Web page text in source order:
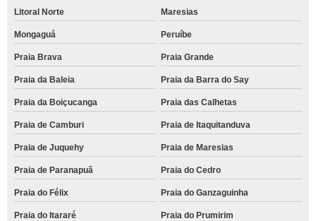
Litoral Norte Maresias
Mongaguá Peruíbe
Praia Brava Praia Grande
Praia da Baleia Praia da Barra do Say
Praia da Boiçucanga Praia das Calhetas
Praia de Camburi Praia de Itaquitanduva
Praia de Juquehy Praia de Maresias
Praia de Paranapuã Praia do Cedro
Praia do Félix Praia do Ganzaguinha
Praia do Itararé Praia do Prumirim